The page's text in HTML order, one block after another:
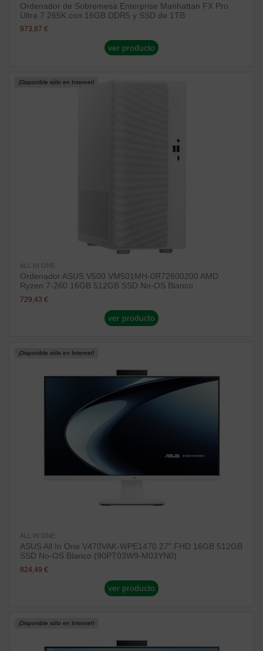
Ordenador de Sobremesa Enterprise Manhattan FX Pro
Ultra 7 265K con 16GB DDR5 y SSD de 1TB
973,87 €
ver producto
¡Disponible sólo en Internet!
ALL IN ONE
Ordenador ASUS V500 VM501MH-0R72600200 AMD
Ryzen 7-260 16GB 512GB SSD No-OS Blanco
729,43 €
ver producto
¡Disponible sólo en Internet!
ALL IN ONE
ASUS All In One V470VAK-WPE1470 27" FHD 16GB 512GB
SSD No-OS Blanco (90PT03W9-M03YN0)
824,49 €
ver producto
¡Disponible sólo en Internet!